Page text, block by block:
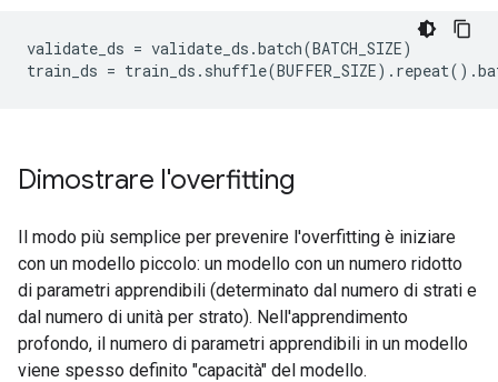
validate_ds = validate_ds .batch(BATCH_SIZE)
train_ds = train_ds . shuffle(BUFFER_SIZE). repeat().
Dimostrare l'overfitting
Il modo più semplice per prevenire l'overfitting è iniziare
con un modello piccolo: un modello con un numero ridotto
di parametri apprendibili (determinato dal numero di strati e
dal numero di unità per strato). Nell'apprendimento
profondo, il numero di parametri apprendibili in un modello
viene spesso definito "capacità" del modello.